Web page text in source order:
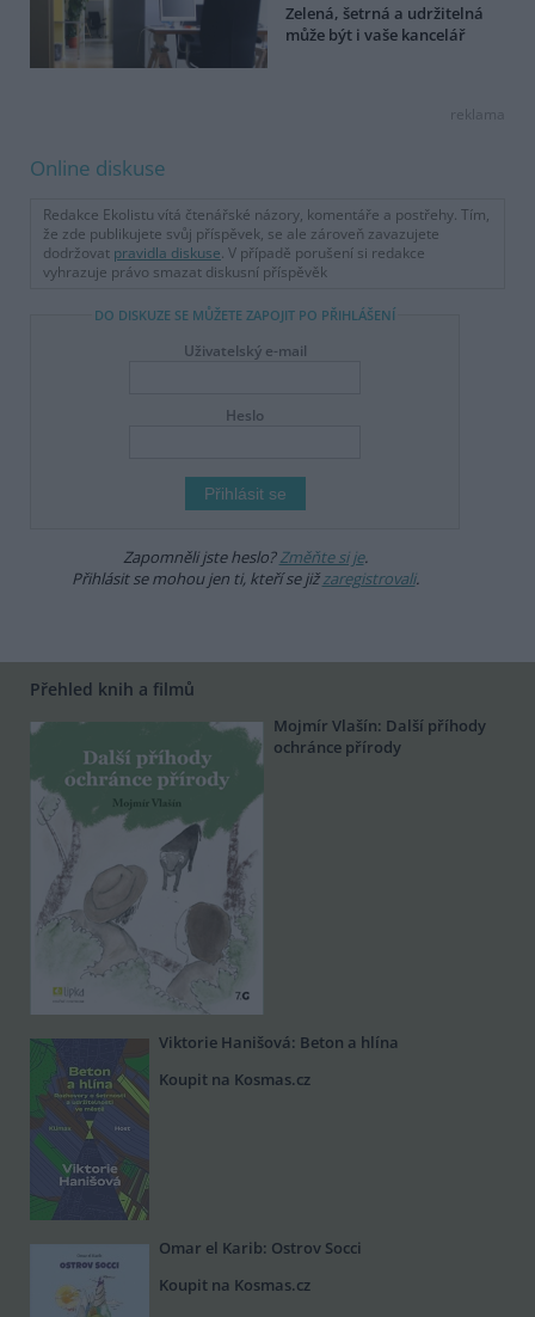
Zelená, šetrná a udržitelná
může být i vaše kancelář
reklama
Online diskuse
Redakce Ekolistu vítá čtenářské názory, komentáře a postřehy. Tím,
že zde publikujete svůj příspěvek, se ale zároveň zavazujete
dodržovat pravidla diskuse. V případě porušení si redakce
vyhrazuje právo smazat diskusní příspěvěk
DO DISKUZE SE MŮŽETE ZAPOJIT PO PŘIHLÁŠENÍ
Uživatelský e-mail
Heslo
Zapomněli jste heslo?Změňte si je.
Přihlásit se mohou jen ti, kteří se jižzaregistrovali.
Přehled knih a filmů
Mojmír Vlašín: Další příhody
ochránce přírody
Viktorie Hanišová: Beton a hlína
Koupit na Kosmas.cz
Omar el Karib: Ostrov Socci
Koupit na Kosmas.cz